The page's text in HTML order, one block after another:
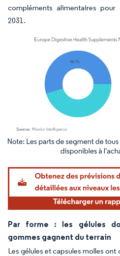
compléments alimentaires
2031.
Image © Mordor Intelligence. La
Par forme : les gélules
gommes gagnent du terrain
Les gélules et capsules molles ont